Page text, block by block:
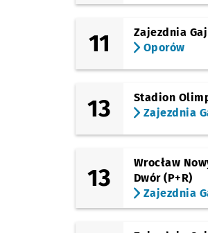
11
Zajezdnia Gaj
Oporów
13
Stadion
Zajezdnia
13
Wrocław
Dwór (P+R)
Zajezdnia